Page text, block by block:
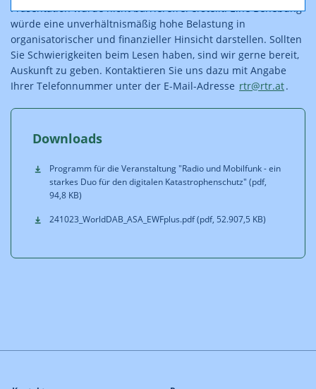
Präsentation wurde nicht barrierefrei erstellt. Eine Behebung
würde eine unverhältnismäßig hohe Belastung in
organisatorischer und finanzieller Hinsicht darstellen. Sollten
Sie Schwierigkeiten beim Lesen haben, sind wir gerne bereit,
Auskunft zu geben. Kontaktieren Sie uns dazu mit Angabe
Ihrer Telefonnummer unter der E-Mail-Adresse rtr@rtr.at.
Downloads
Programm für die Veranstaltung "Radio und Mobilfunk - ein
starkes Duo für den digitalen Katastrophenschutz" (pdf,
94,8 KB)
241023_WorldDAB_ASA_EWFplus.pdf (pdf, 52.907,5 KB)